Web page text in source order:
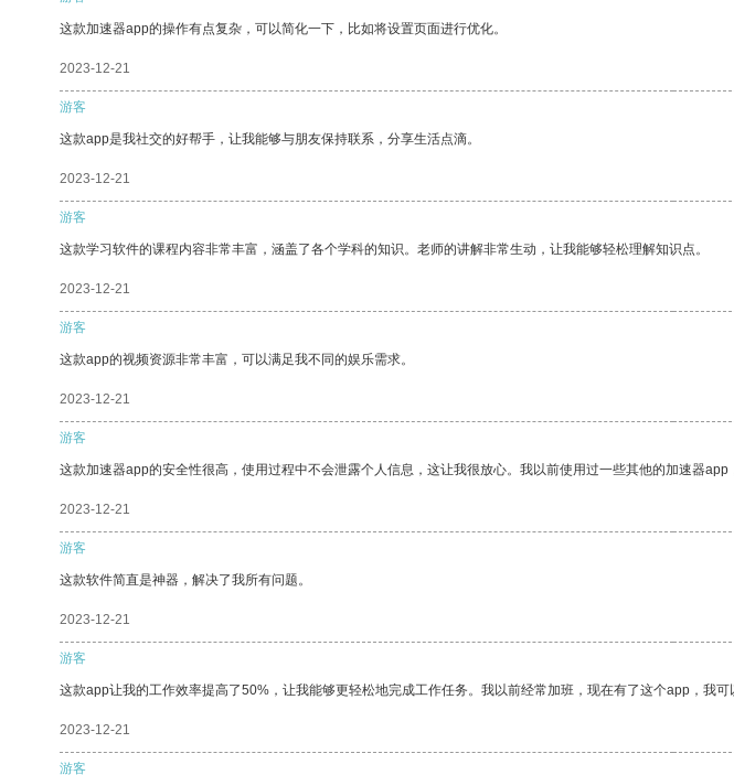
这款加速器app的操作有点复杂，可以简化一下，比如将设置页面进行优化。
2023-12-21
游客
这款app是我社交的好帮手，让我能够与朋友保持联系，分享生活点滴。
2023-12-21
游客
这款学习软件的课程内容非常丰富，涵盖了各个学科的知识。老师的讲解非常生动，让我能够轻松理解知识点。
2023-12-21
游客
这款app的视频资源非常丰富，可以满足我不同的娱乐需求。
2023-12-21
游客
这款加速器app的安全性很高，使用过程中不会泄露个人信息，这让我很放心。我以前使用过一些其他的加速器app
2023-12-21
游客
这款软件简直是神器，解决了我所有问题。
2023-12-21
游客
这款app让我的工作效率提高了50%，让我能够更轻松地完成工作任务。我以前经常加班，现在有了这个app，我可
2023-12-21
游客